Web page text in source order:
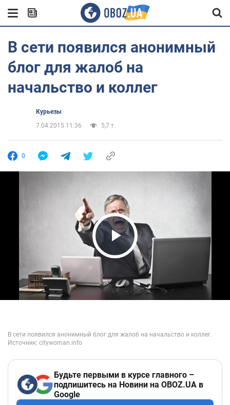
В сети появился анонимный
блог для жалоб на
начальство и коллег
Курьезы
7.04.2015 11:36
5,7 т.
0
Play Video
Будьте первыми в курсе главного –
подпишитесь на Новини на OBOZ.UA в
Google